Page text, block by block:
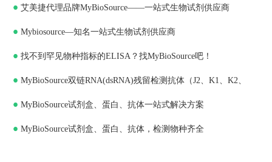
艾美捷代理品牌MyBioSource——一站式生物试剂供应商
Mybiosource—知名一站式生物试剂供应商
找不到罕见物种指标的ELISA？找MyBioSource吧！
MyBioSource双链RNA(dsRNA)残留检测抗体（J2、K1、K2、
J5）和ELISA试剂盒
MyBioSource试剂盒、蛋白、抗体一站式解决方案
MyBioSource试剂盒、蛋白、抗体，检测物种齐全